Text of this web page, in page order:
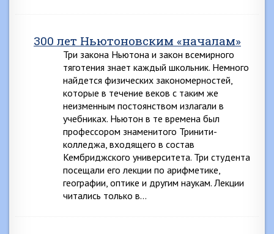
300 лет Ньютоновским «началам»
Три закона Ньютона и закон всемирного
тяготения знает каждый школьник. Немного
найдется физических закономерностей,
которые в течение веков с таким же
неизменным постоянством излагали в
учебниках. Ньютон в те времена был
профессором знаменитого Тринити-
колледжа, входящего в состав
Кембриджского университета. Три студента
посещали его лекции по арифметике,
географии, оптике и другим наукам. Лекции
читались только в…